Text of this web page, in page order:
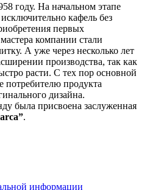
году. На начальном этапе
кафель без
первых
компании стали
А уже через несколько лет
производства, так как
расти. С тех пор основной
потребителю продукта
дизайна.
была присвоена заслуженная
.
информации